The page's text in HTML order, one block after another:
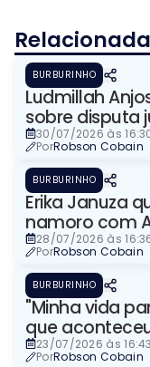
BURBURINHO
Ludmillah
sobre disputa
30/07/2026 às
PorRobson Cobain
BURBURINHO
Erika Januza
namoro com
28/07/2026 às
PorRobson Cobain
BURBURINHO
"Minha vida
que
23/07/2026 às 16:43
PorRobson Cobain